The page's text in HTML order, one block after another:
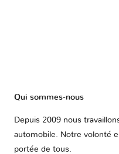
Qui sommes-nous
Depuis 2009 nous
automobile. Notre volonté
portée de tous.